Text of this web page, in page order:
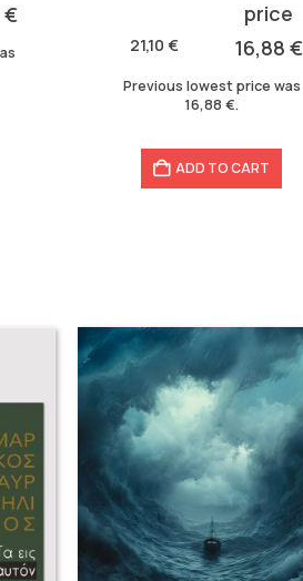
€
21,10€
was:
21,10 €.
16,88 €
16,88 €.
Previous lowest price was
16,88€.
ADD TO CART